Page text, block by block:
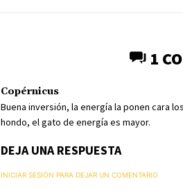
1
Copérnicus
Buena inversión, la energía la ponen cara
hondo, el gato de energía es mayor.
DEJA UNA RESPUESTA
INICIAR SESIÓN PARA DEJAR UN COMENTARIO